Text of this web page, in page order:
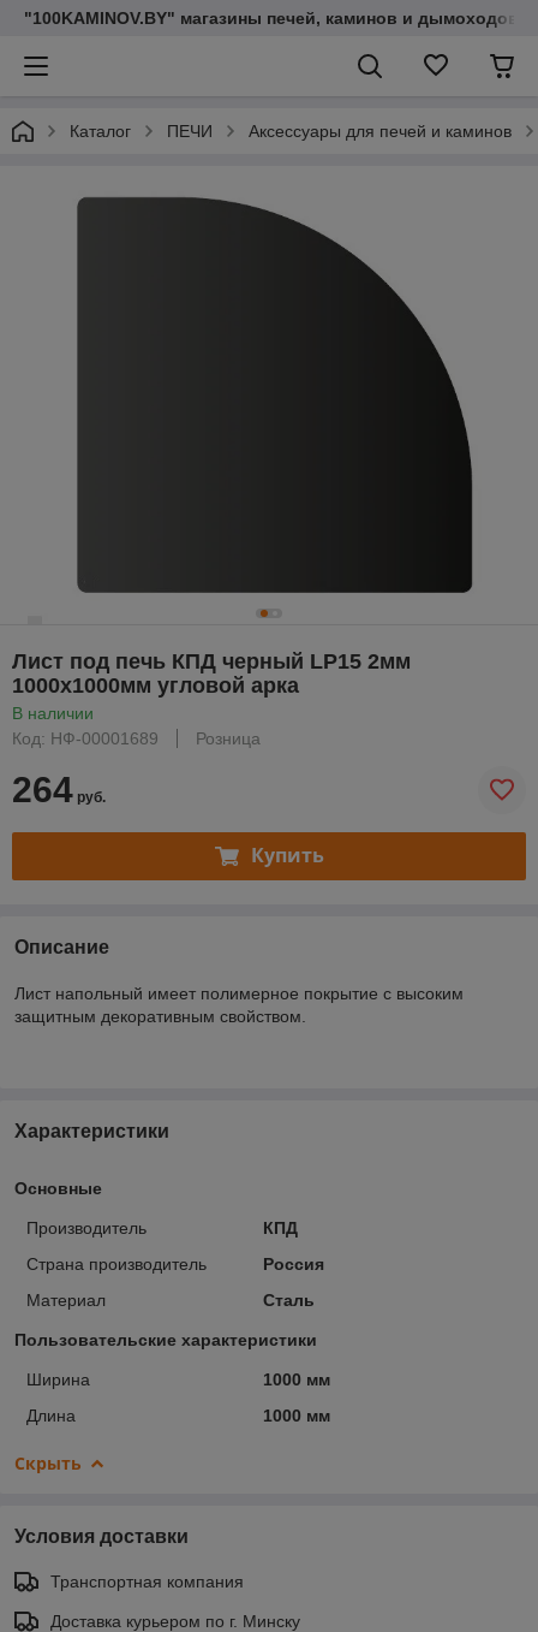
"100KAMINOV.BY" магазины печей, каминов и дымоходов
Каталог ПЕЧИ Аксессуары для печей и каминов
Лист под печь КПД черный LP15 2мм
1000х1000мм угловой арка
В наличии
Код: НФ-00001689
Розница
264 руб.
Купить
Описание
Лист напольный имеет полимерное покрытие с высоким
защитным декоративным свойством.
Характеристики
Основные
Производитель
КПД
Страна производитель
Россия
Материал
Сталь
Пользовательские характеристики
Ширина
1000 мм
Длина
1000 мм
Скрыть
Условия доставки
Транспортная компания
Доставка курьером по г. Минску